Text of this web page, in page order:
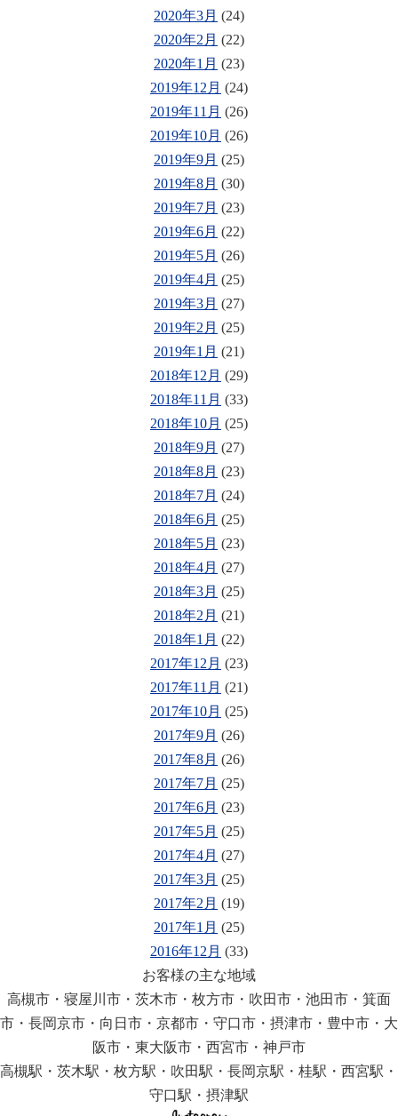
2020年3月 (24)
2020年2月 (22)
2020年1月 (23)
2019年12月 (24)
2019年11月 (26)
2019年10月 (26)
2019年9月 (25)
2019年8月 (30)
2019年7月 (23)
2019年6月 (22)
2019年5月 (26)
2019年4月 (25)
2019年3月 (27)
2019年2月 (25)
2019年1月 (21)
2018年12月 (29)
2018年11月 (33)
2018年10月 (25)
2018年9月 (27)
2018年8月 (23)
2018年7月 (24)
2018年6月 (25)
2018年5月 (23)
2018年4月 (27)
2018年3月 (25)
2018年2月 (21)
2018年1月 (22)
2017年12月 (23)
2017年11月 (21)
2017年10月 (25)
2017年9月 (26)
2017年8月 (26)
2017年7月 (25)
2017年6月 (23)
2017年5月 (25)
2017年4月 (27)
2017年3月 (25)
2017年2月 (19)
2017年1月 (25)
2016年12月 (33)
お客様の主な地域
高槻市・寝屋川市・茨木市・枚方市・吹田市・池田市・箕面
市・長岡京市・向日市・京都市・守口市・摂津市・豊中市・大
阪市・東大阪市・西宮市・神戸市
高槻駅・茨木駅・枚方駅・吹田駅・長岡京駅・桂駅・西宮駅・
守口駅・摂津駅